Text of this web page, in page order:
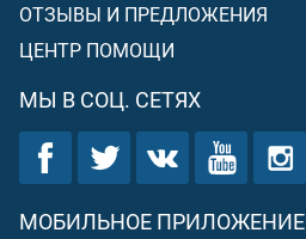
ОТЗЫВЫ И ПРЕДЛОЖЕНИЯ
ЦЕНТР ПОМОЩИ
МЫ В СОЦ. СЕТЯХ
МОБИЛЬНОЕ ПРИЛОЖЕНИЕ